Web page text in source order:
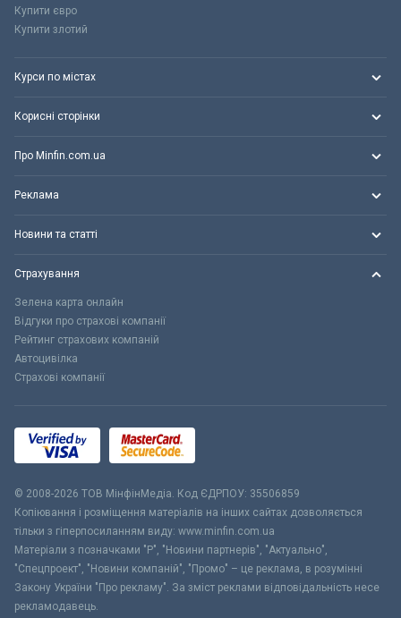
Купити євро
Купити злотий
Курси по містах
Корисні сторінки
Про Minfin.com.ua
Реклама
Новини та статті
Страхування
Зелена карта онлайн
Відгуки про страхові компанії
Рейтинг страхових компаній
Автоцивілка
Страхові компанії
© 2008-2026 ТОВ МiнфiнМедiа. Код ЄДРПОУ: 35506859
Копіювання і розміщення матеріалів на інших сайтах дозволяється
тільки з гіперпосиланням виду: www.minfin.com.ua
Матеріали з позначками "Р", "Новини партнерів", "Актуально",
"Спецпроект", "Новини компаній", "Промо" – це реклама, в розумінні
Закону України "Про рекламу". За зміст реклами відповідальність несе
рекламодавець.